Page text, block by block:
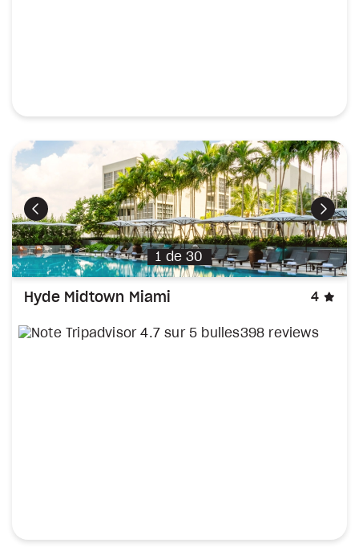
Précédent
1 de30
Hyde Midtown Miami 4
398 reviews